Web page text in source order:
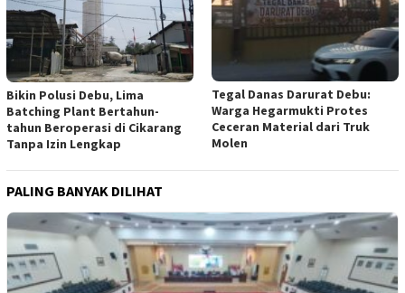
Bikin Polusi Debu, Lima
Batching Plant Bertahun-
tahun Beroperasi di Cikarang
Tanpa Izin Lengkap
Tegal Danas Darurat Debu:
Warga Hegarmukti Protes
Ceceran Material dari Truk
Molen
PALING BANYAK DILIHAT